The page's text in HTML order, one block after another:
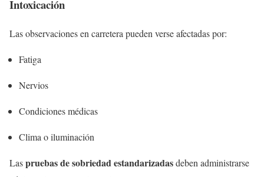
Intoxicación
Las observaciones en carretera pueden verse afectadas por:
Fatiga
Nervios
Condiciones médicas
Clima o iluminación
Laspruebas de sobriedad estandarizadasdeben administrarse